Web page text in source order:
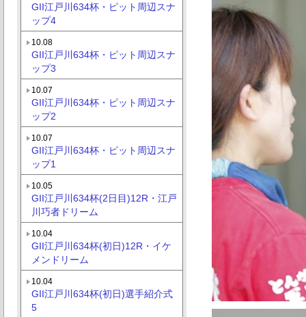
GII江戸川634杯・ピット周辺スナ
ップ4
10.08
GII江戸川634杯・ピット周辺スナ
ップ3
10.07
GII江戸川634杯・ピット周辺スナ
ップ2
10.07
GII江戸川634杯・ピット周辺スナ
ップ1
10.05
GII江戸川634杯(2日目)12R・江戸
川巧者ドリーム
10.04
GII江戸川634杯(初日)12R・イケ
メンドリーム
10.04
GII江戸川634杯(初日)選手紹介式
5